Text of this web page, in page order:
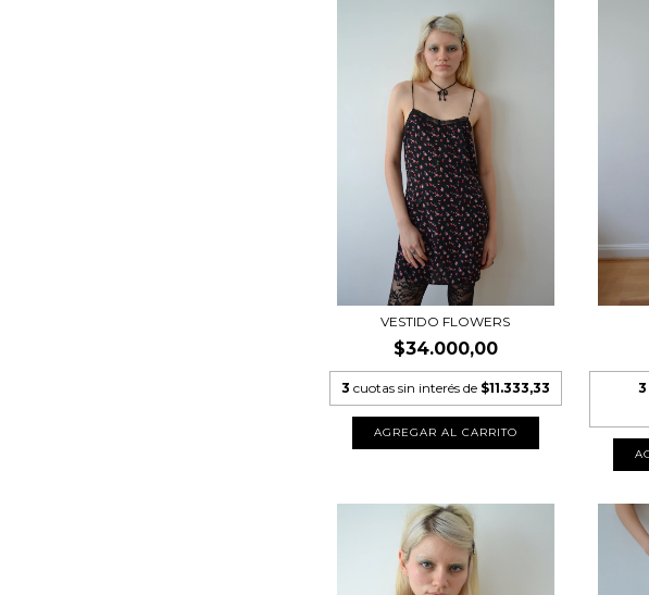
VESTIDO FLOWERS
$34.000,00
3 cuotas sin interés de $11.333,33 3